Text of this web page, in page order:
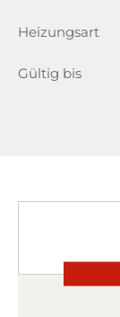
Heizungsart
Gültig bis